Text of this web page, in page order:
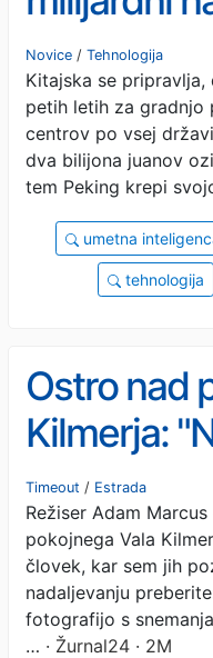
AI-razvoja
Novice / Tehnologija
Kitajska se
petih letih za gradnjo
centrov po vsej
dva bilijona juanov
tem Peking krepi
umetna
tehnologija
Ostro nad
Kilmerja:
kar sem jih
Timeout / Estrada
Režiser Adam
pokojnega Vala
človek, kar sem jih
nadaljevanju
fotografijo s
… · Žurnal24 · 2M